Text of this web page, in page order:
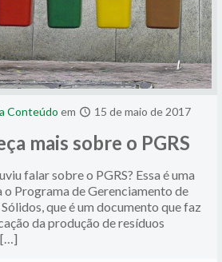
Conteúdo em 15 de maio de 2017
mais sobre o PGRS
falar sobre o PGRS? Essa é uma
o Programa de Gerenciamento de
que é um documento que faz
da produção de resíduos